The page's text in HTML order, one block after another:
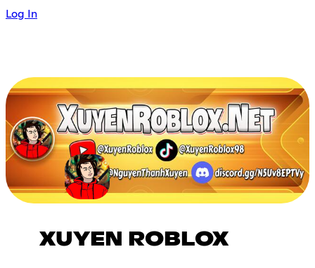
Log In
XUYEN ROBLOX